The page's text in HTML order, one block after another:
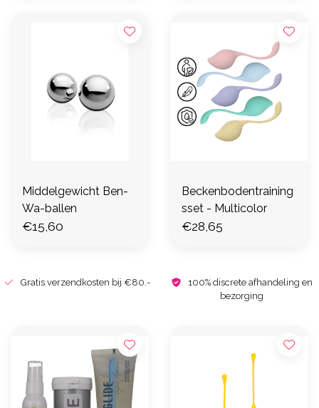
Middelgewicht Ben-
Wa-ballen
€15,60
Beckenbodentraining
sset - Multicolor
€28,65
Gratis verzendkosten bij €80.-
100% discrete afhandeling en
bezorging